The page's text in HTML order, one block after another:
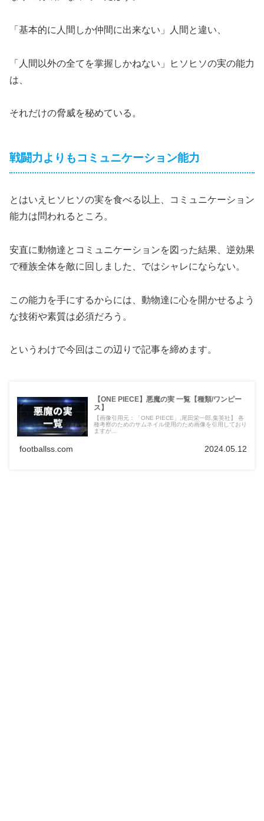
「基本的に人間しか仲間に出来ない」人間と違い、
「人間以外の全てを掌握しかねない」ヒソヒソの実の能力
は、
それだけの脅威を秘めている。
戦闘力よりもコミュニケーション能力
とはいえヒソヒソの実を食べる以上、コミュニケーション
能力は問われるところ。
安直に動物達とコミュニケーションを図った結果、逆効果
で種族全体を敵に回しました、ではシャレにならない。
この能力を手にするからには、動物達に心を開かせるよう
な技術や素質は必須だろう。
というわけで今回はこの辺りで記事を締めます。
【ONE PIECE】悪魔の実 一覧【種類/ワンピー
ス】
【画像引用元：「ONE PIECE」,尾田栄一郎,集英社】 各
種考察のためのサムネイル使用のため画像を引用しており
ますが...
footballss.com 2024.05.12